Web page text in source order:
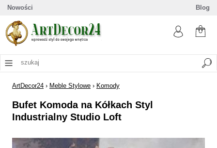
Nowości Blog
ArtDecor24 › Meble Stylowe › Komody
Bufet Komoda na Kółkach Styl
Industrialny Studio Loft